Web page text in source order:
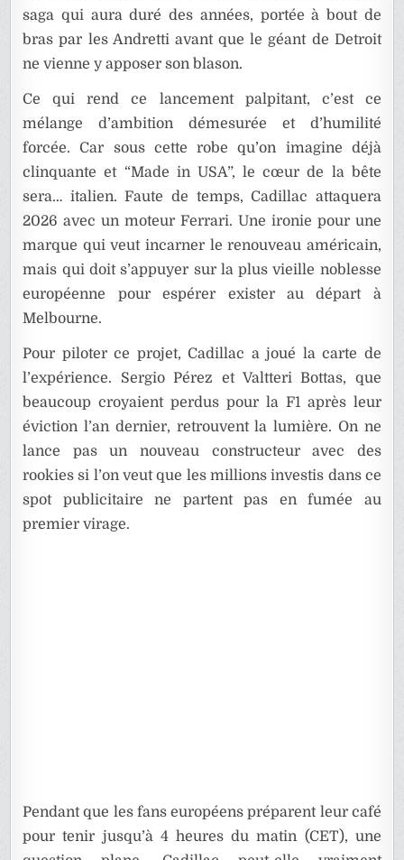
saga qui aura duré des années, portée à bout de
bras par les Andretti avant que le géant de Detroit
ne vienne y apposer son blason.
Ce qui rend ce lancement palpitant, c’est ce
mélange d’ambition démesurée et d’humilité
forcée. Car sous cette robe qu’on imagine déjà
clinquante et “Made in USA”, le cœur de la bête
sera… italien. Faute de temps, Cadillac attaquera
2026 avec un moteur Ferrari. Une ironie pour une
marque qui veut incarner le renouveau américain,
mais qui doit s’appuyer sur la plus vieille noblesse
européenne pour espérer exister au départ à
Melbourne.
Pour piloter ce projet, Cadillac a joué la carte de
l’expérience. Sergio Pérez et Valtteri Bottas, que
beaucoup croyaient perdus pour la F1 après leur
éviction l’an dernier, retrouvent la lumière. On ne
lance pas un nouveau constructeur avec des
rookies si l’on veut que les millions investis dans ce
spot publicitaire ne partent pas en fumée au
premier virage.
Pendant que les fans européens préparent leur café
pour tenir jusqu’à 4 heures du matin (CET), une